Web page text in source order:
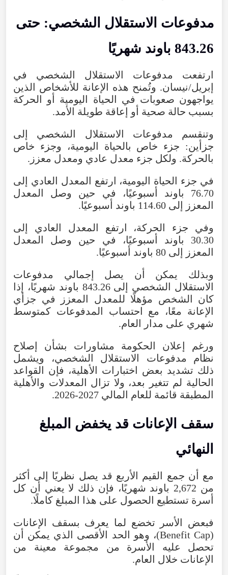
مدفوعات الاستقلال الشخصي: حتى
843.26 باوند شهريًا
ارتفعت مدفوعات الاستقلال الشخصي
في
إبريل/نيسان. وتُمنح هذه الإعانة للأشخاص
الذين
يواجهون صعوبات في الحياة اليومية أو
الحركة
بسبب حالة صحية أو إعاقة طويلة الأمد.
وتنقسم
مدفوعات الاستقلال الشخصي
إلى
جزأين: جزء خاص بالحياة اليومية، وجزء خاص
بالحركة. ولكل جزء معدل عادي ومعدل معزز .
في جزء الحياة اليومية، ارتفع المعدل العادي
إلى
76.70
باوند أسبوعيًا، في حين وصل
المعدل
المعزز
إلى أسبوعيًا.
وفي
جزء الحركة، ارتفع المعدل العادي
إلى
30.30
باوند أسبوعيًا، في حين وصل
المعدل
المعزز
إلى باوند أسبوعيًا.
وبذلك
يمكن أن يصل إجمالي
مدفوعات
الاستقلال
الشخصي إلى 843.26 باوند شهريًا،
إذا
كان
الشخص مؤهلًا للمعدل المعزز في جزأي
الإعانة
معًا، مع احتساب المدفوعات كمتوسط
شهري على مدار العام.
ورغم
إعلان الحكومة مشاورات بشأن
إصلاح
نظام
مدفوعات الاستقلال الشخصي، ويشمل
ذلك تشديد بعض اختبارات الأهلية، فإن
القواعد
الحالية لم تتغير بعد، ولا تزال المعدلات والأهلية
المطبقة قائمة للعام المالي 2026-2027
.
سقف الإعانات قد يخفض المبلغ
النهائي
مع أن جمع القيم الأربع قد يصل نظريًا إلى
أكثر
من 2,672 باوند شهريًا، فإن ذلك لا يعني أن كل
أسرة تستطيع الحصول على هذا المبلغ كاملًا.
فبعض
الأسر تخضع لما يعرف بسقف
الإعانات
(
Benefit Cap )، وهو الحد الأقصى الذي يمكن
أن
تحصل
عليه الأسرة من مجموعة معينة
من
الإعانات خلال العام.